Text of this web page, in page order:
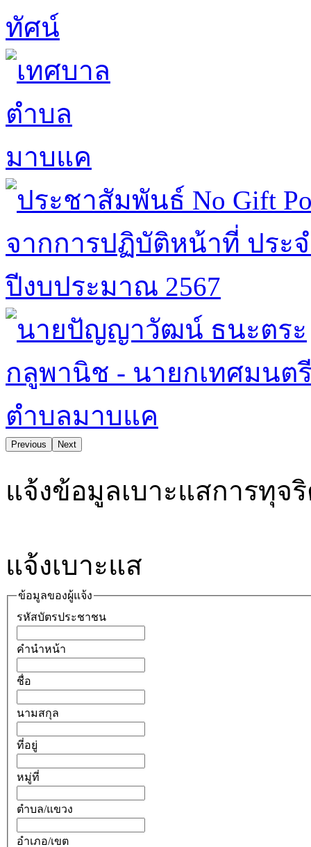
Previous Next
แจ้งข้อมูลเบาะแสการทุจ
แจ้งเบาะแส
ข้อมูลของผู้แจ้ง
รหัสบัตรประชาชน
คำนำหน้า
ชื่อ
นามสกุล
ที่อยู่
หมู่ที่
ตำบล/แขวง
อำเภอ/เขต